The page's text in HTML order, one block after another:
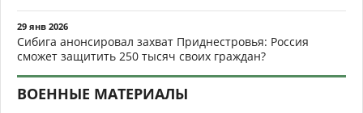
29 янв 2026
Сибига анонсировал захват Приднестровья: Россия
сможет защитить 250 тысяч своих граждан?
ВОЕННЫЕ МАТЕРИАЛЫ